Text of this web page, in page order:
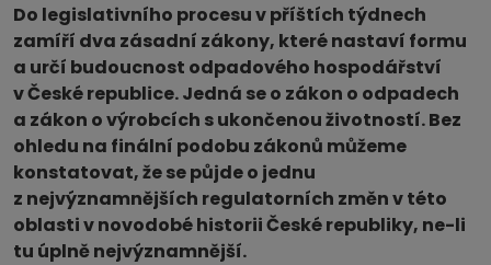
Do legislativního procesu v příštích týdnech
zamíří dva zásadní zákony, které nastaví formu
a určí budoucnost odpadového hospodářství
v České republice. Jedná se o zákon o odpadech
a zákon o výrobcích s ukončenou životností. Bez
ohledu na finální podobu zákonů můžeme
konstatovat, že se půjde o jednu
z nejvýznamnějších regulatorních změn v této
oblasti v novodobé historii České republiky, ne-li
tu úplně nejvýznamnější.